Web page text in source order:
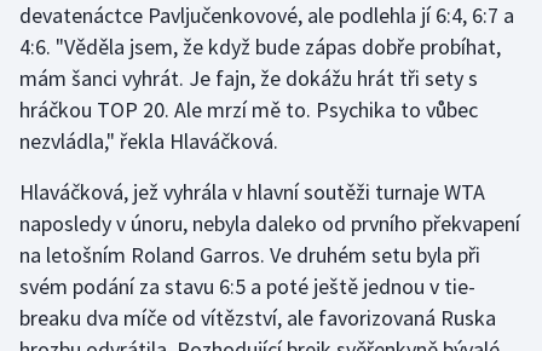
Plážový volejbal
Ragby
Rychlobruslení
Rychlostní kanoistika
Short track
Sportovní střelba
devatenáctce Pavljučenkovové, ale podlehla jí 6:4, 6:7 a
4:6. "Věděla jsem, že když bude zápas dobře probíhat,
mám šanci vyhrát. Je fajn, že dokážu hrát tři sety s
hráčkou TOP 20. Ale mrzí mě to. Psychika to vůbec
nezvládla," řekla Hlaváčková.
Hlaváčková, jež vyhrála v hlavní soutěži turnaje WTA
naposledy v únoru, nebyla daleko od prvního překvapení
na letošním Roland Garros. Ve druhém setu byla při
svém podání za stavu 6:5 a poté ještě jednou v tie-
breaku dva míče od vítězství, ale favorizovaná Ruska